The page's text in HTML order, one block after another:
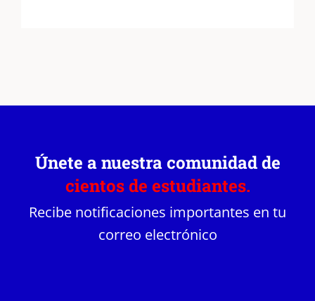
Únete a nuestra comunidad de
cientos de estudiantes.
Recibe notificaciones importantes en tu
correo electrónico